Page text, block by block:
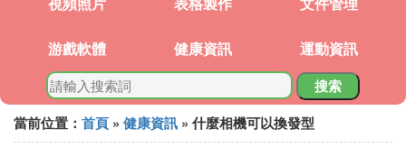
游戲軟體 健康資訊 運動資訊
搜索
當前位置： 首頁 » 健康資訊 » 什麼相機可以換發型